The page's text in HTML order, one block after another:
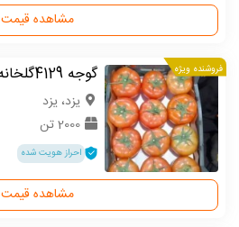
مشاهده قیمت
فروشنده ویژه گوجه 4129گلخانه
یزد، یزد
2000 تن
احراز هویت شده
مشاهده قیمت